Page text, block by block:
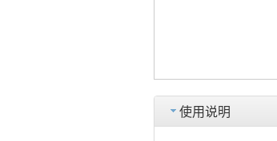
使用说明